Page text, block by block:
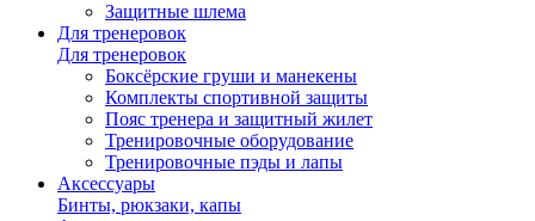
Защитные шлема
Для тренеровок
Для тренеровок
Боксёрские груши и манекены
Комплекты спортивной защиты
Пояс тренера и защитный жилет
Тренировочные оборудование
Тренировочные пэды и лапы
Аксессуары
Бинты, рюкзаки, капы